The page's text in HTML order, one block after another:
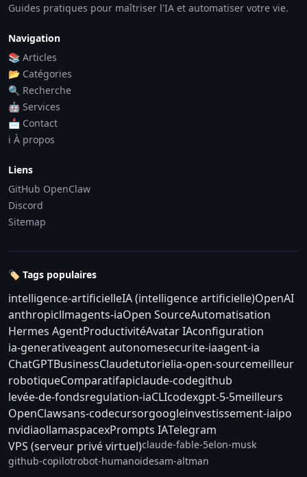
Guides pratiques pour maîtriser l'IA et automatiser votre vie.
Navigation
📚 Articles
📂 Catégories
🔍 Recherche
🤖 Services
📩 Contact
ℹ️ À propos
Liens
GitHub OpenClaw
Discord
Sitemap
🏷️ Tags populaires
intelligence-artificielleIA (intelligence artificielle)OpenAI
anthropicllmagents-iaOpen SourceAutomatisation
Hermes AgentProductivitéAvatar IAconfiguration
ia-generativeagent autonomesecurite-iaagent-ia
ChatGPTBusinessClaudetutorielia-open-sourcemeilleur
robotiqueComparatifapiclaude-codegithub
levée-de-fondsregulation-iaCLIcodexgpt-5-5meilleurs
OpenClawsans-codecursorgoogleinvestissement-iaipo
nvidiaollamaspacexPrompts IATelegram
VPS (serveur privé virtuel)claude-fable-5elon-musk
github-copilotrobot-humanoidesam-altman